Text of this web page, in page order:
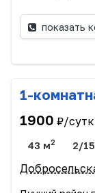
показать
1-
1900 ₽/
43 м2 2/